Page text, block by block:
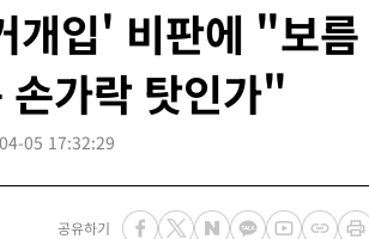
개입' 비판에 "보름
손가락 탓인가"
05 17:32:29
공유하기